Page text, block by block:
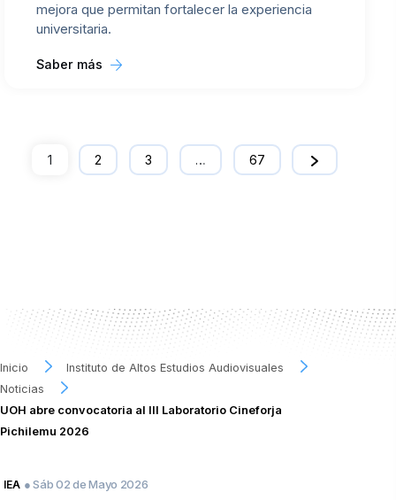
mejora que permitan fortalecer la experiencia
universitaria.
Saber más
1 2 3 … 67
Inicio
Instituto de Altos Estudios Audiovisuales
Noticias
UOH abre convocatoria al III Laboratorio Cineforja
Pichilemu 2026
IEA ● Sáb 02 de Mayo 2026